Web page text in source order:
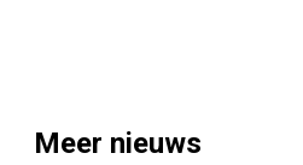
Meer nieuws